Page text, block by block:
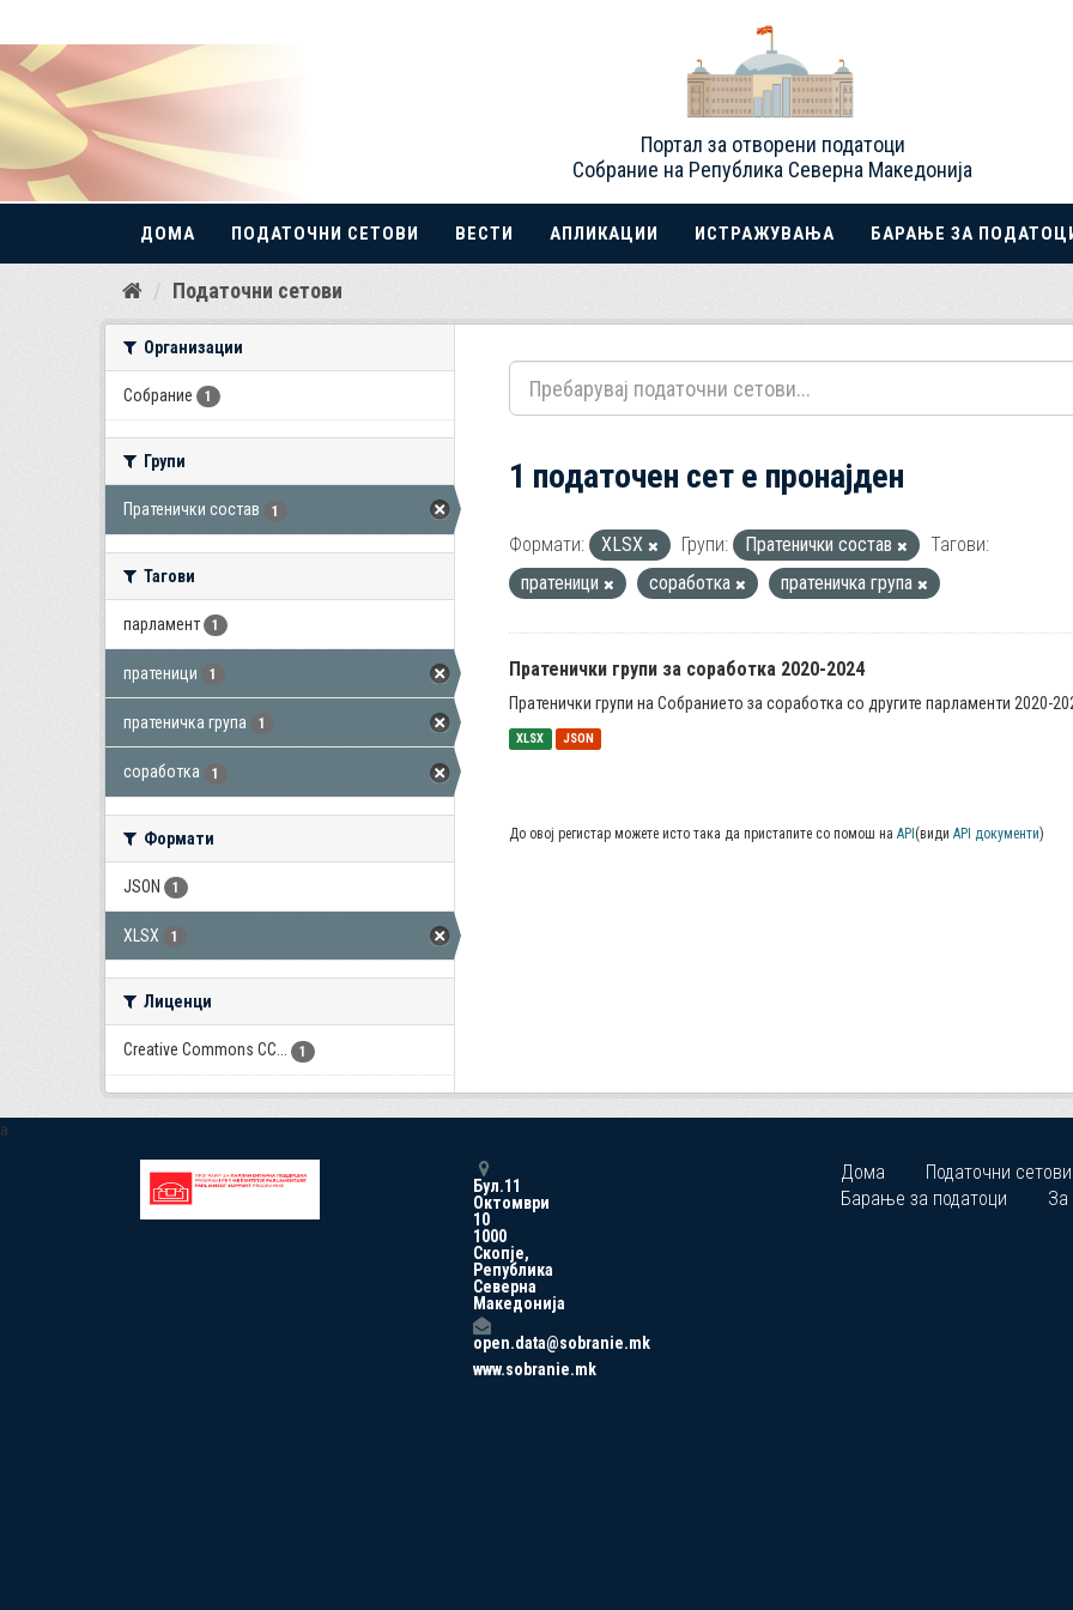
Прескокнете
Портал за отворени податоци
Собрание на Република Северна Македонија
ДОМА ПОДАТОЧНИ СЕТОВИ ВЕСТИ АПЛИКАЦИИ ИСТРАЖУВАЊА БАРАЊЕ ЗА
Податочни сетови
Организации
Собрание 1
Групи
Пратенички состав 1
Тагови
парламент 1
пратеници 1
пратеничка група 1
соработка 1
Формати
JSON 1
XLSX 1
Лиценци
Creative Commons CC... 1
1 податочен сет е пронајден
Формати: XLSX Групи: Пратенички состав
Тагови:
пратеници
соработка пратеничка група
Пратенички групи за соработка 2020-2024
Пратенички групи на Собранието за соработка со другите парламенти 2020-
XLSX JSON
До овој регистар можете исто така да пристапите со помош на API (види API документи)
a
Бул.11
Октомври
10
1000
Скопје,
Република
Северна
Македонија
open.data@sobranie.mk
www.sobranie.mk
Дома
Податочни сетови
Барање за податоци
За